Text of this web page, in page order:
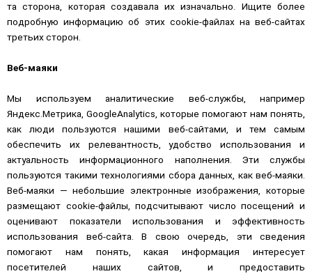
та сторона, которая создавала их изначально. Ищите более
подробную информацию об этих cookie-файлах на веб-сайтах
третьих сторон.
Веб-маяки
Мы используем аналитические веб-службы, например
Яндекс.Метрика, GoogleAnalytics, которые помогают нам понять,
как люди пользуются нашими веб-сайтами, и тем самым
обеспечить их релевантность, удобство использования и
актуальность информационного наполнения. Эти службы
пользуются такими технологиями сбора данных, как веб-маяки.
Веб-маяки — небольшие электронные изображения, которые
размещают cookie-файлы, подсчитывают число посещений и
оценивают показатели использования и эффективность
использования веб-сайта. В свою очередь, эти сведения
помогают нам понять, какая информация интересует
посетителей наших сайтов, и предоставить